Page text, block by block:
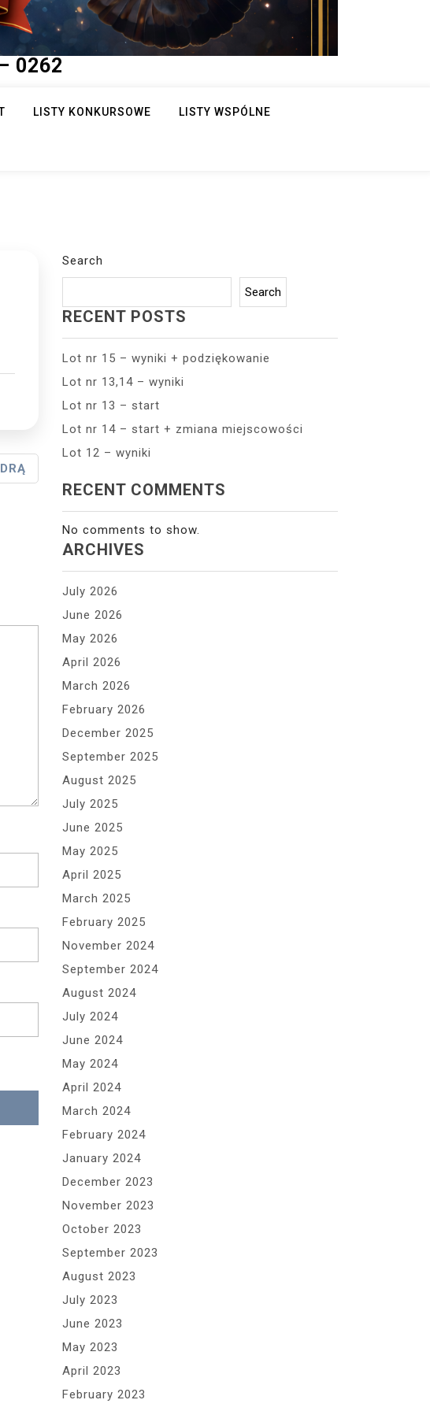
0262
LISTY KONKURSOWE LISTY WSPÓLNE
Search
Search
RECENT POSTS
Lot nr 15 – wyniki + podziękowanie
Lot nr 13,14 – wyniki
Lot nr 13 – start
Lot nr 14 – start + zmiana miejscowości
Lot 12 – wyniki
RECENT COMMENTS
No comments to show.
ARCHIVES
July 2026
June 2026
May 2026
April 2026
March 2026
February 2026
December 2025
September 2025
August 2025
July 2025
June 2025
May 2025
April 2025
March 2025
February 2025
November 2024
September 2024
August 2024
July 2024
June 2024
May 2024
April 2024
March 2024
February 2024
January 2024
December 2023
November 2023
October 2023
September 2023
August 2023
July 2023
June 2023
May 2023
April 2023
February 2023